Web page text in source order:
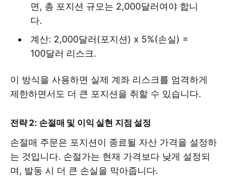
면, 총 포지션 규모는 2,000달러여야 합니
다.
계산: 2,000달러(포지션) x 5%(손실) =
100달러 리스크.
이 방식을 사용하면 실제 계좌 리스크를 엄격하게
제한하면서도 더 큰 포지션을 취할 수 있습니다.
전략 2: 손절매 및 이익 실현 지점 설정
손절매 주문은 포지션이 종료될 자산 가격을 설정하
는 것입니다. 손절가는 현재 가격보다 낮게 설정되
며, 발동 시 더 큰 손실을 막아줍니다.